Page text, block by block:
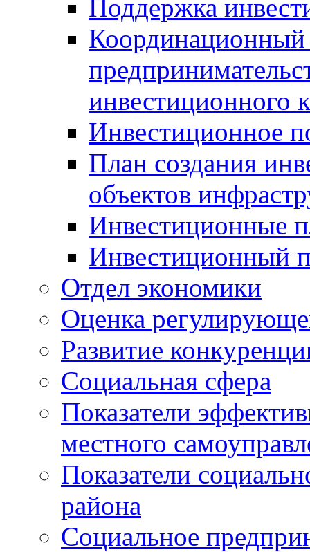
Поддержка
Координационный
инвестиционного
Инвестиционное
План создания
объектов
Инвестиционные
Инвестиционный
Отдел экономики
Оценка
Развитие
Социальная сфера
Показатели
местного
Показатели
района
Социальное